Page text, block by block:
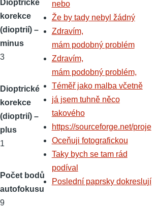
Dioptrické
korekce
(dioptrií) –
minus
3
Dioptrické
korekce
(dioptrií) –
plus
1
Počet bodů
autofokusu
9
nebo
Že by tady nebyl žádný
Zdravím,
mám podobný problém
Zdravím,
mám podobný problém,
Téměř jako malba včetně
já jsem tuhně něco
takového
https://sourceforge.net/proje
Oceňuji fotografickou
Taky bych se tam rád
podíval
Poslední paprsky dokreslují